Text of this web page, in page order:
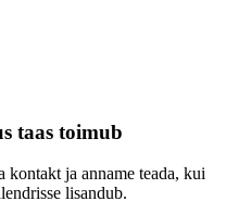
taas toimub
kontakt ja anname teada, kui
lisandub.